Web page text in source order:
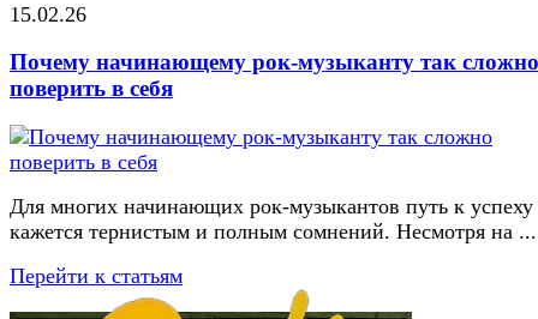
15.02.26
Почему начинающему рок-музыканту так сложно
поверить в себя
Для многих начинающих рок-музыкантов путь к успеху
кажется тернистым и полным сомнений. Несмотря на ...
Перейти к статьям